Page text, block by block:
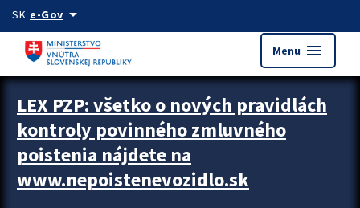
Preskocit na hlavný obsah
SK e-Govarrow_drop_down
Menu menu
Zastavit automatický posun upútavok
LEX PZP: všetko o nových pravidlách
kontroly povinného zmluvného
poistenia nájdete na
www.nepoistenevozidlo.sk